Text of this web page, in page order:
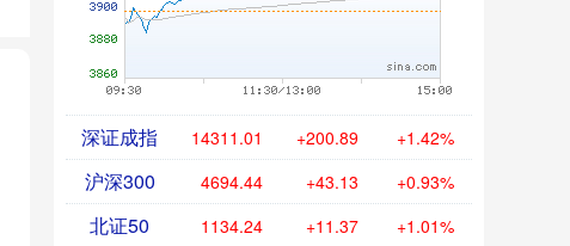
深证成指 14311.01 +200.89 +1.42%
沪深300 4694.44 +43.13 +0.93%
北证50 1134.24 +11.37 +1.01%